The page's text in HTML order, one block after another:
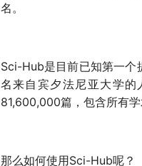
名。
Sci-Hub是目前已知第一个
名来自宾夕法尼亚大学
81,600,000篇，包含所有
那么如何使用Sci-Hub呢？